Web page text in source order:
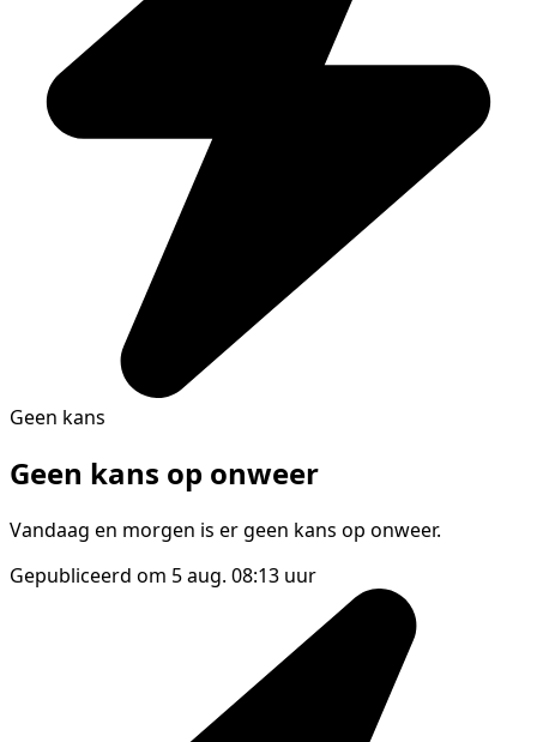
Geen kans
Geen kans op onweer
Vandaag en morgen is er geen kans op onweer.
Gepubliceerd om 5 aug. 08:13 uur